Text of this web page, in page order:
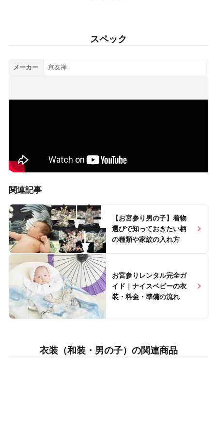
スペック
メーカー 京友禅
関連記事
【お宮参り男の子】着物
選びで知っておきたい柄
の種類や家紋の入れ方
Nice baby Labで読む >>
お宮参りレンタル完全ガ
イド｜ナイスベビーの衣
装・料金・準備の流れ
Nice baby Labで読む >>
衣装（和装・男の子）の関連商品